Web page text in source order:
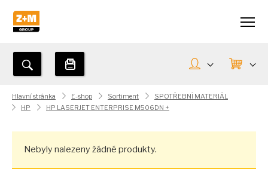
Hlavní stránka E-shop Sortiment
SPOTŘEBNÍ MATERIÁL
HP
HP LASERJET ENTERPRISE M506DN +
Nebyly nalezeny žádné produkty.